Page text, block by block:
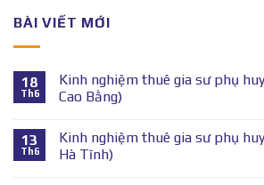
BÀI VIẾT MỚI
18
Th6
Kinh nghiệm thuê gia sư phụ
Cao Bằng)
13
Th6
Kinh nghiệm thuê gia sư phụ
Hà Tĩnh)